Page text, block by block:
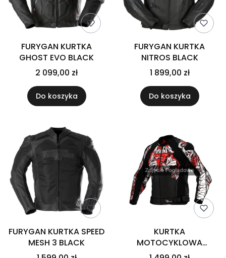
FURYGAN KURTKA
GHOST EVO BLACK
2 099,00 zł
Do koszyka
FURYGAN KURTKA
NITROS BLACK
1 899,00 zł
Do koszyka
FURYGAN KURTKA SPEED
MESH 3 BLACK
KURTKA
MOTOCYKLOWA
SKÓRZANA REBELHORN